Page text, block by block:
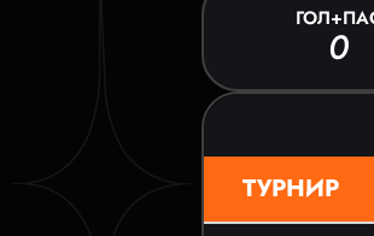
0
ТУРНИР